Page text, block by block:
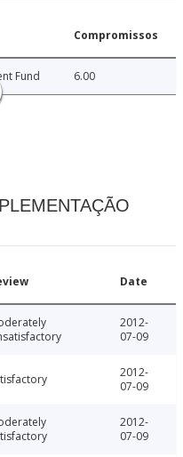
Compromissos
Fund 6.00
Date
2012-
07-09
2012-
07-09
2012-
07-09